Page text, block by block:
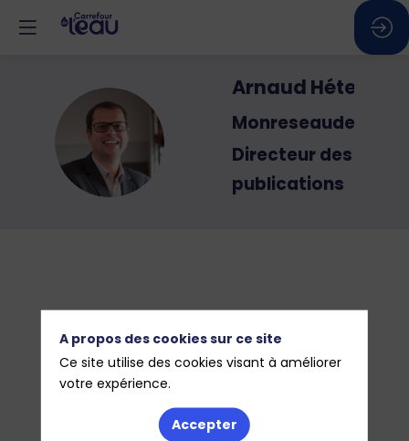
AH
ArnaudHéteau
Monreseaudeau.fr
Directeur des
publications
A propos des cookies sur ce site
Ce site utilise des cookies visant à améliorer
votre expérience.
Accepter